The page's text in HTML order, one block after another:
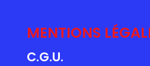
MENTIONS
C.G.U.